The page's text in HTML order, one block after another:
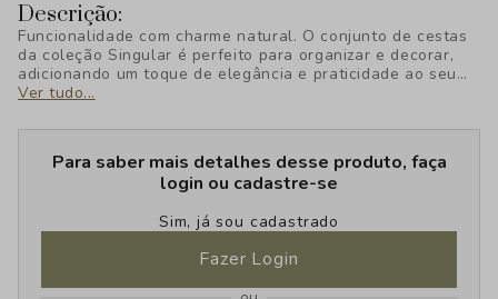
Descrição:
Funcionalidade com charme natural. O conjunto de cestas
da coleção Singular é perfeito para organizar e decorar,
adicionando um toque de elegância e praticidade ao seu
ambiente. Descubra a beleza única da BTC Decor!
Ver tudo...
Para saber mais detalhes desse produto, faça
login ou cadastre-se
Sim, já sou cadastrado
Fazer Login